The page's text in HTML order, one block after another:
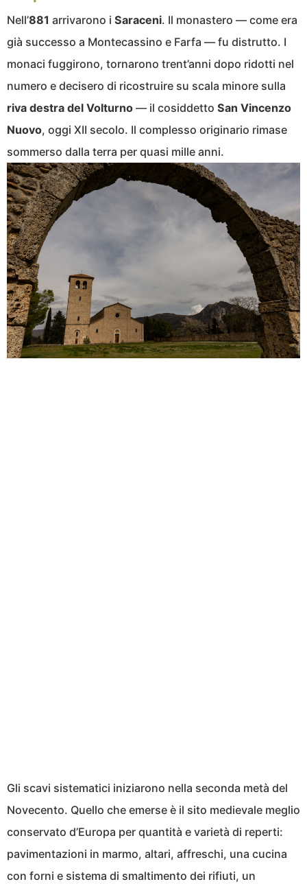
Nell’881 arrivarono i Saraceni. Il monastero — come era
già successo a Montecassino e Farfa — fu distrutto. I
monaci fuggirono, tornarono trent’anni dopo ridotti nel
numero e decisero di ricostruire su scala minore sulla
riva destra del Volturno — il cosiddetto San Vincenzo
Nuovo, oggi XII secolo. Il complesso originario rimase
sommerso dalla terra per quasi mille anni.
Gli scavi sistematici iniziarono nella seconda metà del
Novecento. Quello che emerse è il sito medievale meglio
conservato d’Europa per quantità e varietà di reperti:
pavimentazioni in marmo, altari, affreschi, una cucina
con forni e sistema di smaltimento dei rifiuti, un